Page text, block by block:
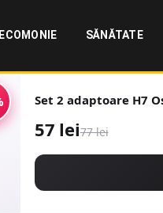
ECOMONIE SĂNĂTATE
Set 2 adaptoare H7
57 lei77 lei